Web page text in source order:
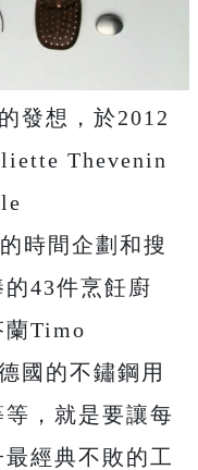
發想，於2012
Thevenin
時間企劃和搜
43件烹飪廚
蘭Timo
國的不鏽鋼用
，就是要讓每
經典不敗的工